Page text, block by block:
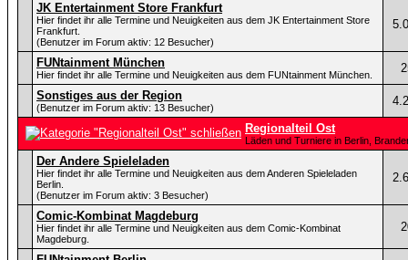
JK Entertainment Store Frankfurt
Hier findet ihr alle Termine und Neuigkeiten aus dem JK Entertainment Store
Frankfurt.
(Benutzer im Forum aktiv: 12 Besucher)
FUNtainment München
Hier findet ihr alle Termine und Neuigkeiten aus dem FUNtainment München.
Sonstiges aus der Region
(Benutzer im Forum aktiv: 13 Besucher)
Regionalteil Ost
Läden und Turniere in Berlin,
Der Andere Spieleladen
Hier findet ihr alle Termine und Neuigkeiten aus dem Anderen Spieleladen
Berlin.
(Benutzer im Forum aktiv: 3 Besucher)
Comic-Kombinat Magdeburg
Hier findet ihr alle Termine und Neuigkeiten aus dem Comic-Kombinat
Magdeburg.